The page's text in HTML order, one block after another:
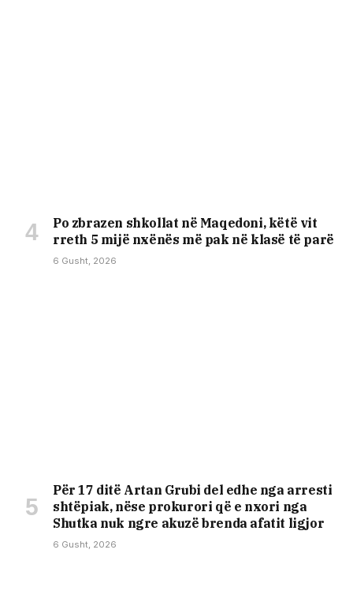
Po zbrazen shkollat në Maqedoni, këtë vit
rreth 5 mijë nxënës më pak në klasë të parë
6 Gusht, 2026
Për 17 ditë Artan Grubi del edhe nga arresti
shtëpiak, nëse prokurori që e nxori nga
Shutka nuk ngre akuzë brenda afatit ligjor
6 Gusht, 2026